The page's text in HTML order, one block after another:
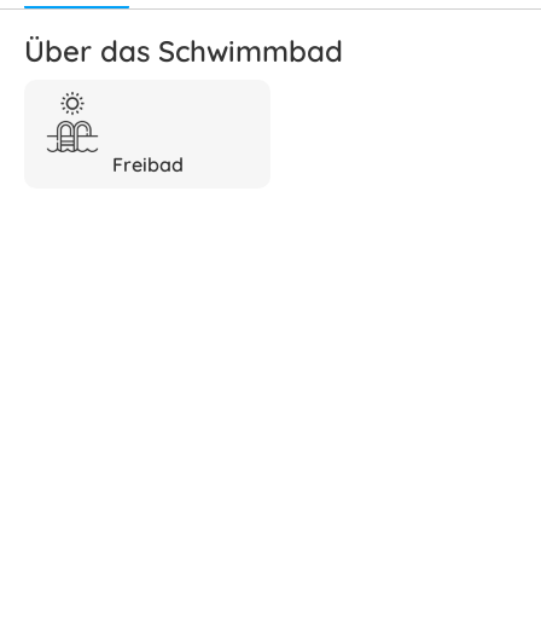
Über das Schwimmbad
Freibad